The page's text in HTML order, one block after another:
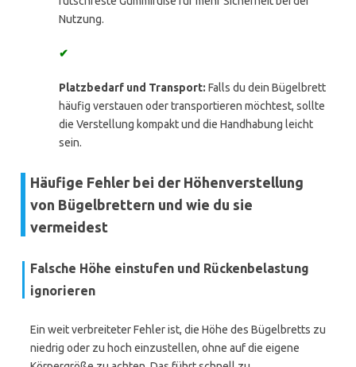
Nutzung.
✔
Platzbedarf und Transport: Falls du dein Bügelbrett
häufig verstauen oder transportieren möchtest, sollte
die Verstellung kompakt und die Handhabung leicht
sein.
Häufige Fehler bei der Höhenverstellung
von Bügelbrettern und wie du sie
vermeidest
Falsche Höhe einstufen und Rückenbelastung
ignorieren
Ein weit verbreiteter Fehler ist, die Höhe des Bügelbretts zu
niedrig oder zu hoch einzustellen, ohne auf die eigene